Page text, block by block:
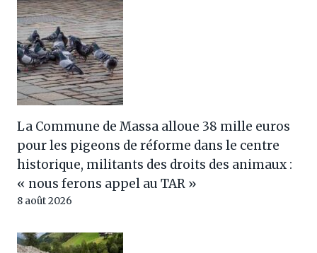
La Commune de Massa alloue 38 mille euros
pour les pigeons de réforme dans le centre
historique, militants des droits des animaux :
« nous ferons appel au TAR »
8 août 2026